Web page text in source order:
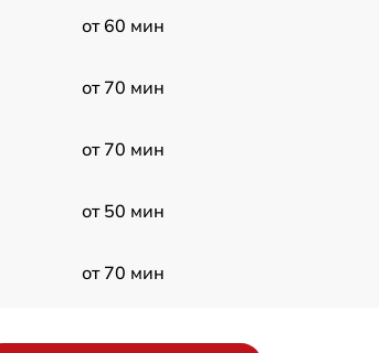
от 60 мин
от 70 мин
от 70 мин
от 50 мин
от 70 мин